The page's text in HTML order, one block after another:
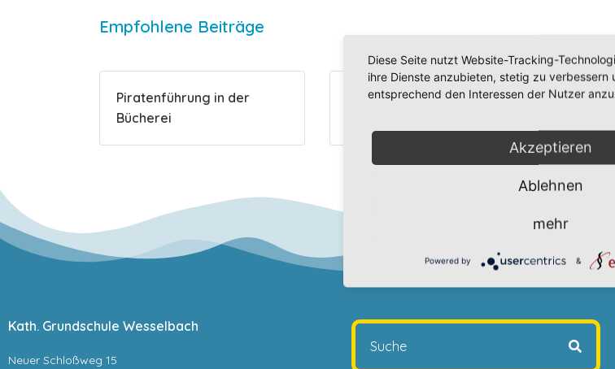
Empfohlene Beiträge
Piratenführung in der
Bücherei
Die 2b auf dem Bauernhof Der
Kath. Grundschule Wesselbach
Neuer Schloßweg 15
Diese Seite nutzt Website-Tracking-
ihre Dienste anzubieten, stetig zu verbessern
entsprechend den Interessen der Nutzer
Akzeptieren
Ablehnen
mehr
Powered by &